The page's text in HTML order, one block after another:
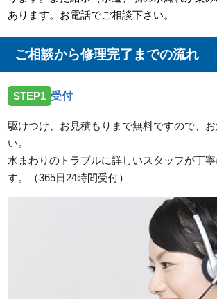
あります。お電話でご相談下さい。
ご相談から修理完了までの流れ
STEP1 受付
駆けつけ、お見積もりまで無料ですので、
い。
水まわりのトラブルに詳しいスタッフが丁
す。（365日24時間受付）